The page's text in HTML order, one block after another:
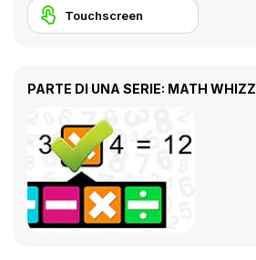
Touchscreen
PARTE DI UNA SERIE: MATH WHIZZ